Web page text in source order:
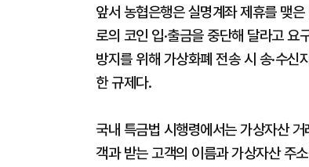
앞서 농협은행은 실명계좌 제휴를 맺
로의 코인 입·출금을 중단해 달라고
방지를 위해 가상화폐 전송 시 송·수
한 규제다.
국내 특금법 시행령에서는 가상자산
객과 받는 고객의 이름과 가상자산 주